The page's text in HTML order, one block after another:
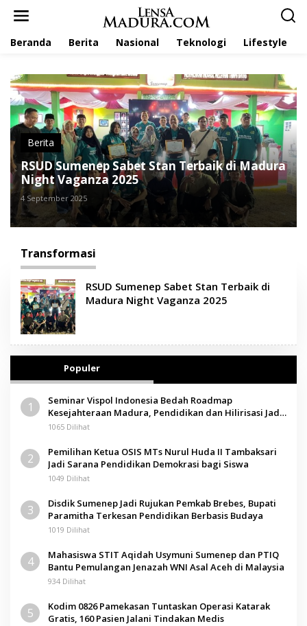
Beranda Berita Nasional Teknologi Lifestyle
Berita
RSUD Sumenep Sabet Stan Terbaik di Madura
Night Vaganza 2025
4 September 2025
Transformasi
RSUD Sumenep Sabet Stan Terbaik di
Madura Night Vaganza 2025
Populer
1
Seminar Vispol Indonesia Bedah Roadmap
Kesejahteraan Madura, Pendidikan dan Hilirisasi Jadi
Kunci
1065 Dilihat
2
Pemilihan Ketua OSIS MTs Nurul Huda II Tambaksari
Jadi Sarana Pendidikan Demokrasi bagi Siswa
1049 Dilihat
3
Disdik Sumenep Jadi Rujukan Pemkab Brebes, Bupati
Paramitha Terkesan Pendidikan Berbasis Budaya
1019 Dilihat
4
Mahasiswa STIT Aqidah Usymuni Sumenep dan PTIQ
Bantu Pemulangan Jenazah WNI Asal Aceh di Malaysia
934 Dilihat
5
Kodim 0826 Pamekasan Tuntaskan Operasi Katarak
Gratis, 160 Pasien Jalani Tindakan Medis